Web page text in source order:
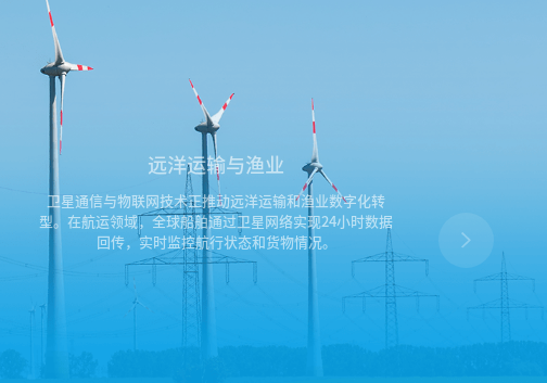
远洋运输与渔业
卫星通信与物联网技术正推动远洋运输和渔业数字化转
型。在航运领域，全球船舶通过卫星网络实现24小时数据
回传，实时监控航行状态和货物情况。
程，通过实时